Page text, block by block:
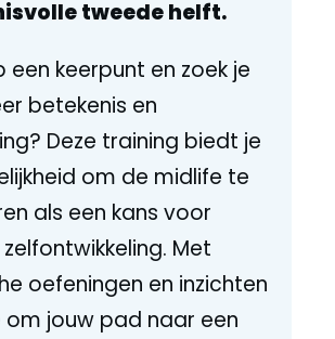
tweede helft.
een keerpunt en zoek je
betekenis en
Deze training biedt je
om de midlife te
als een kans voor
Met
oefeningen en inzichten
om jouw pad naar een